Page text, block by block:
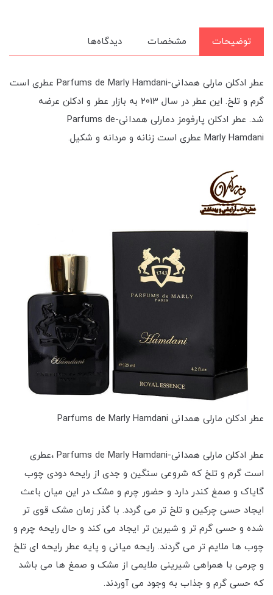
توضیحات مشخصات دیدگاه‌ها
عطر ادکلن مارلی همدانی-Parfums de Marly Hamdani عطری است
گرم و تلخ. این عطر در سال 2013 به بازار عطر و ادکلن عرضه
شد. عطر ادکلن پارفومز دمارلی همدانی-Parfums de
Marly Hamdani عطری است زنانه و مردانه و شکیل.
عطر ادکلن مارلی همدانی Parfums de Marly Hamdani
عطر ادکلن مارلی همدانی-Parfums de Marly Hamdani ،عطری
است گرم و تلخ که شروعی سنگین و جدی از رایحه دودی چوب
گایاک و صمغ کندر دارد و حضور چرم و مشک در این میان باعث
ایجاد حسی چرکین و تلخ تر می گردد. با گذر زمان مشک قوی تر
شده و حسی گرم تر و شیرین تر ایجاد می کند و حال رایحه چرم و
چوب ها ملایم تر می گردند. رایحه میانی و پایه عطر رایحه ای تلخ
و چرمی با همراهی شیرینی ملایمی از مشک و صمغ ها می باشد
که حسی گرم و جذاب به وجود می آوردند.